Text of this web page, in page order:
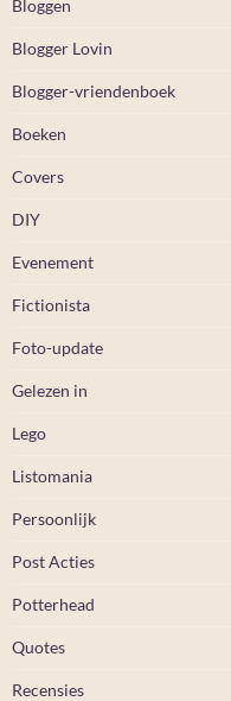
Bloggen
Blogger Lovin
Blogger-vriendenboek
Boeken
Covers
DIY
Evenement
Fictionista
Foto-update
Gelezen in
Lego
Listomania
Persoonlijk
Post Acties
Potterhead
Quotes
Recensies